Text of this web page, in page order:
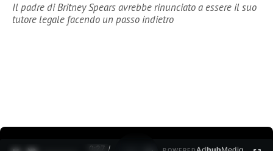
Il padre di Britney Spears avrebbe rinunciato a essere il suo
tutore legale facendo un passo indietro
0:27 /